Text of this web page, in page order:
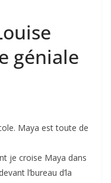
géniale
Maya est toute de
je croise Maya dans
l’bureau d’la